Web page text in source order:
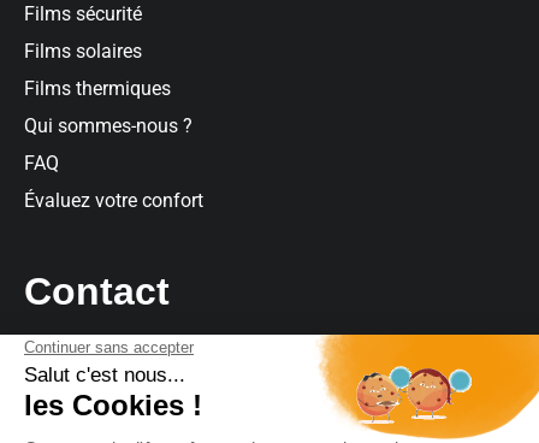
Films sécurité
Films solaires
Films thermiques
Qui sommes-nous ?
FAQ
Évaluez votre confort
Contact
Contact
Par téléphone: 09 73 03 63 64